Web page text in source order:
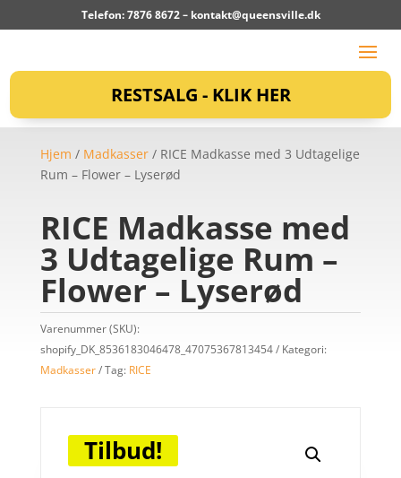
Telefon: 7876 8672 – kontakt@queensville.dk
RESTSALG - KLIK HER
Hjem / Madkasser/ RICE Madkasse med 3 Udtagelige
Rum – Flower – Lyserød
RICE Madkasse med
3 Udtagelige Rum –
Flower – Lyserød
Varenummer (SKU):
shopify_DK_8536183046478_47075367813454
Kategori:
Madkasser
Tag: RICE
Tilbud!